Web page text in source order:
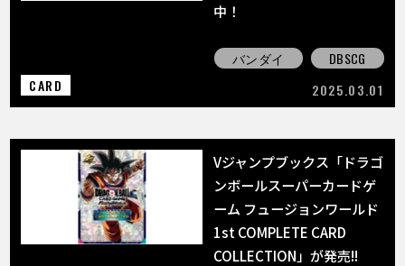
中！
バンダイ
DBSCG
CARD
2025.03.01
Vジャンプブックス「ドラゴ
ンボールスーパーカードゲ
ーム フュージョンワールド
1st COMPLETE CARD
COLLECTION」が発売!!